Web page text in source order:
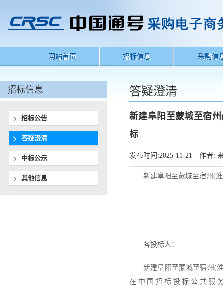
网站首页 招标信息 采购信
招标信息
招标公告
答疑澄清
中标公示
其他信息
答疑澄清
新建阜阳至蒙城至宿
标
发布时间:2025-11-21 作者:
新建阜阳至蒙城至宿州(
各投标人：
新建阜阳至蒙城至宿州(
在中国招标投标公共服务